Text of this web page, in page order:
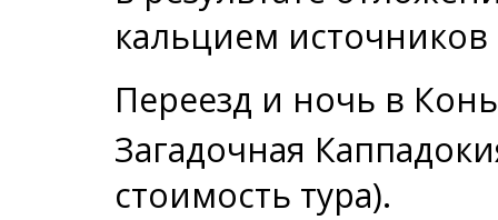
кальцием
Переезд и ночь в
Загадочная
стоимость тура).